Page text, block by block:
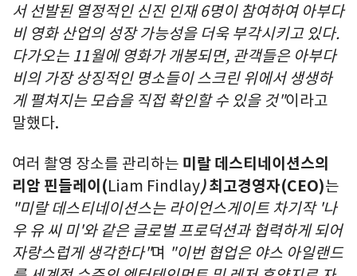
서 선발된 열정적인 신진 인재6명이 참여하여 아부다
비 영화 산업의 성장 가능성을 더욱 부각시키고 있다.
다가오는 11월에 영화가 개봉되면, 관객들은 아부다
비의 가장 상징적인 명소들이 스크린 위에서 생생하
게 펼쳐지는 모습을 직접 확인할 수 있을 것"이라고
말했다.
여러 촬영 장소를 관리하는 미랄 데스티네이션스의
리암 핀들레이 (Liam Findlay) 최고경영자(CEO)는
"미랄 데스티네이션스는 라이언스게이트 차기작'나
우 유 씨 미'와 같은 글로벌 프로덕션과 협력하게 되어
자랑스럽게 생각한다"며 "이번 협업은 야스 아일랜드